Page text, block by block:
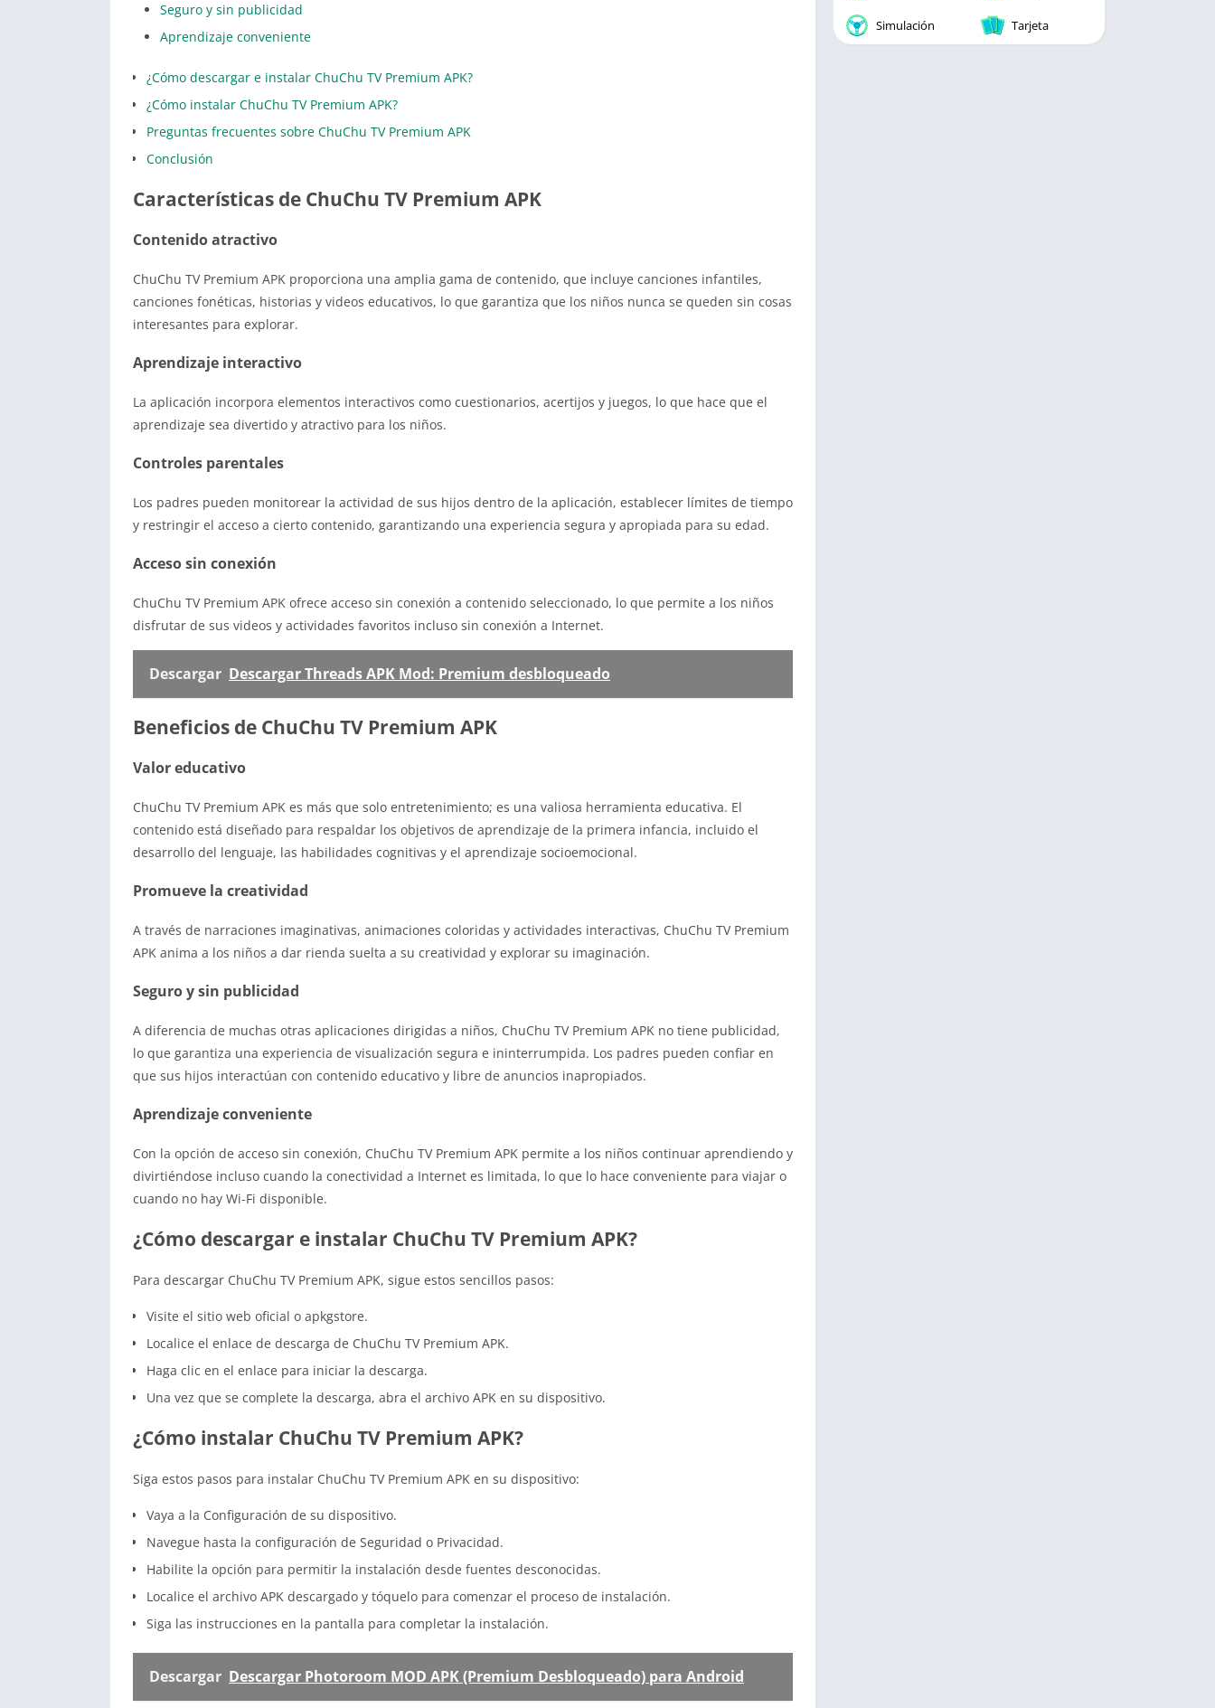
Seguro y sin publicidad
Aprendizaje conveniente
¿Cómo descargar e instalar ChuChu TV Premium APK?
¿Cómo instalar ChuChu TV Premium APK?
Preguntas frecuentes sobre ChuChu TV Premium APK
Conclusión
Características de ChuChu TV Premium APK
Contenido atractivo
ChuChu TV Premium APK proporciona una amplia gama de contenido, que incluye canciones infantiles,
canciones fonéticas, historias y videos educativos, lo que garantiza que los niños nunca se queden sin cosas
interesantes para explorar.
Aprendizaje interactivo
La aplicación incorpora elementos interactivos como cuestionarios, acertijos y juegos, lo que hace que el
aprendizaje sea divertido y atractivo para los niños.
Controles parentales
Los padres pueden monitorear la actividad de sus hijos dentro de la aplicación, establecer límites de tiempo
y restringir el acceso a cierto contenido, garantizando una experiencia segura y apropiada para su edad.
Acceso sin conexión
ChuChu TV Premium APK ofrece acceso sin conexión a contenido seleccionado, lo que permite a los niños
disfrutar de sus videos y actividades favoritos incluso sin conexión a Internet.
Descargar Descargar Threads APK Mod: Premium desbloqueado
Beneficios de ChuChu TV Premium APK
Valor educativo
ChuChu TV Premium APK es más que solo entretenimiento; es una valiosa herramienta educativa. El
contenido está diseñado para respaldar los objetivos de aprendizaje de la primera infancia, incluido el
desarrollo del lenguaje, las habilidades cognitivas y el aprendizaje socioemocional.
Promueve la creatividad
A través de narraciones imaginativas, animaciones coloridas y actividades interactivas, ChuChu TV Premium
APK anima a los niños a dar rienda suelta a su creatividad y explorar su imaginación.
Seguro y sin publicidad
A diferencia de muchas otras aplicaciones dirigidas a niños, ChuChu TV Premium APK no tiene publicidad,
lo que garantiza una experiencia de visualización segura e ininterrumpida. Los padres pueden confiar en
que sus hijos interactúan con contenido educativo y libre de anuncios inapropiados.
Aprendizaje conveniente
Con la opción de acceso sin conexión, ChuChu TV Premium APK permite a los niños continuar aprendiendo y
divirtiéndose incluso cuando la conectividad a Internet es limitada, lo que lo hace conveniente para viajar o
cuando no hay Wi-Fi disponible.
¿Cómo descargar e instalar ChuChu TV Premium APK?
Para descargar ChuChu TV Premium APK, sigue estos sencillos pasos:
Visite el sitio web oficial o apkgstore.
Localice el enlace de descarga de ChuChu TV Premium APK.
Haga clic en el enlace para iniciar la descarga.
Una vez que se complete la descarga, abra el archivo APK en su dispositivo.
¿Cómo instalar ChuChu TV Premium APK?
Siga estos pasos para instalar ChuChu TV Premium APK en su dispositivo:
Vaya a la Configuración de su dispositivo.
Navegue hasta la configuración de Seguridad o Privacidad.
Habilite la opción para permitir la instalación desde fuentes desconocidas.
Localice el archivo APK descargado y tóquelo para comenzar el proceso de instalación.
Siga las instrucciones en la pantalla para completar la instalación.
Descargar Descargar Photoroom MOD APK (Premium Desbloqueado) para Android
Simulación Tarjeta